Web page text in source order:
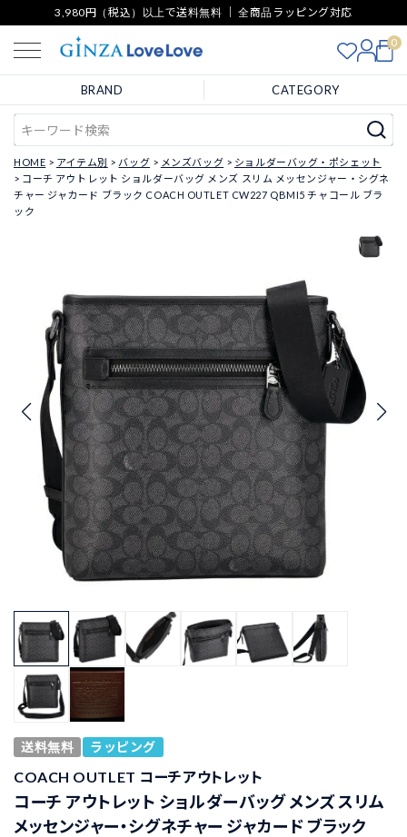
3,980円（税込）以上で送料無料 ｜ 全商品ラッピング対応
0
BRAND CATEGORY
HOME アイテム別 バッグ メンズバッグ
ショルダーバッグ・ポシェット
コーチ アウトレット ショルダーバッグ メンズ スリム メッセンジャー・シグネ
チャー ジャカード ブラック COACH OUTLET CW227 QBMI5 チャコール ブラ
ック
送料無料 ラッピング
COACH OUTLET コーチアウトレット
コーチ アウトレット ショルダーバッグ メンズ スリム
メッセンジャー・シグネチャー ジャカード ブラック